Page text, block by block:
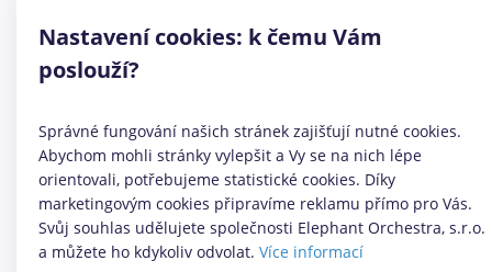
©CoolPujcky.cz - Půjčka online do 10 min
Váš nezávislý odborný srovnávač půjček pro rok 2026
Provozovatel:Elephant Orchestra, s.r.o. Ve spolupráci sÚspory.cz
|Povinně zveřejňované informace | Informace o řazení
produktových nabídek
Nastavení cookies: k čemu Vám
poslouží?
Správné fungování našich stránek zajišťují nutné cookies.
Abychom mohli stránky vylepšit a Vy se na nich lépe
orientovali, potřebujeme statistické cookies. Díky
marketingovým cookies připravíme reklamu přímo pro Vás.
Svůj souhlas udělujete společnosti Elephant Orchestra, s.r.o.
a můžete ho kdykoliv odvolat. Více informací